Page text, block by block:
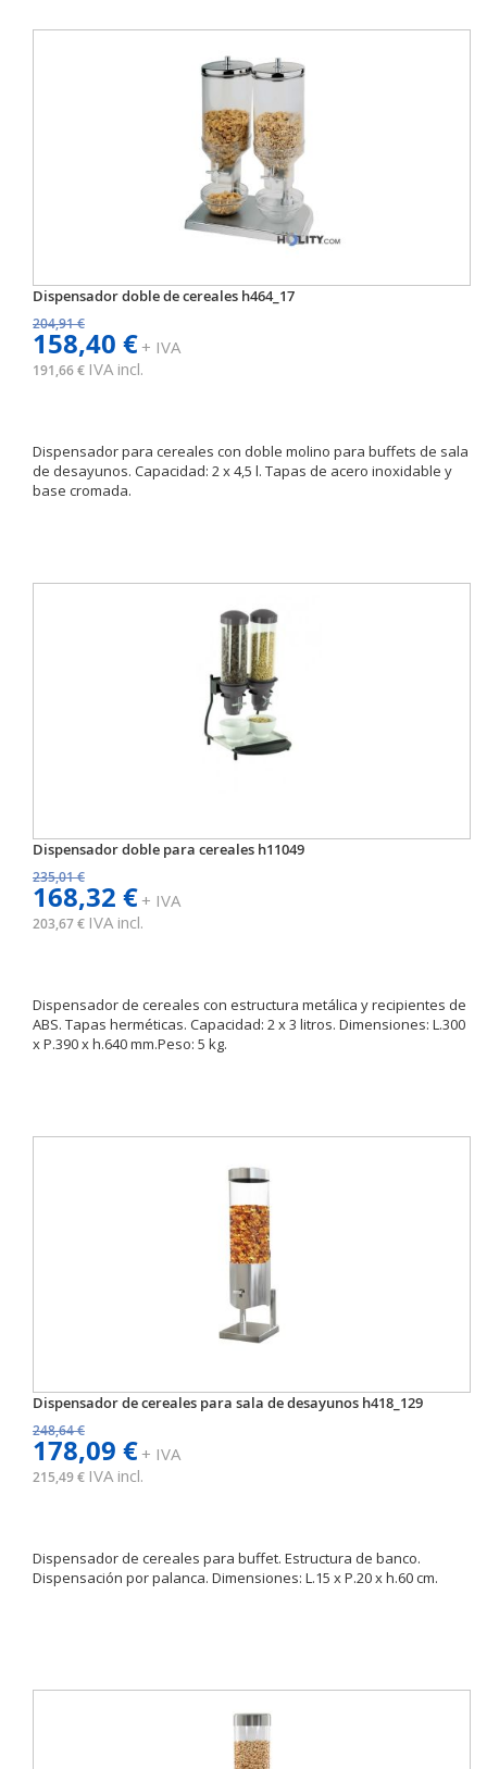
Dispensador doble de cereales h464_17
204,91 €
158,40 €+ IVA
191,66 € IVA incl.
Dispensador para cereales con doble molino para buffets de sala
de desayunos. Capacidad: 2 x 4,5 l. Tapas de acero inoxidable y
base cromada.
Dispensador doble para cereales h11049
235,01 €
168,32 €+ IVA
203,67 € IVA incl.
Dispensador de cereales con estructura metálica y recipientes de
ABS. Tapas herméticas. Capacidad: 2 x 3 litros. Dimensiones: L.300
x P.390 x h.640 mm.Peso: 5 kg.
Dispensador de cereales para sala de desayunos h418_129
248,64 €
178,09 €+ IVA
215,49 € IVA incl.
Dispensador de cereales para buffet. Estructura de banco.
Dispensación por palanca. Dimensiones: L.15 x P.20 x h.60 cm.